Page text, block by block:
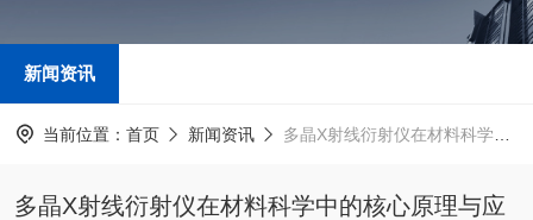
新闻资讯
当前位置： 首页 新闻资讯 多晶X射线衍射仪在材料科学中的核心原理与应用
多晶X射线衍射仪在材料科学中的核心原理与应